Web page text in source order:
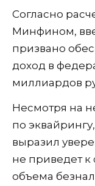
Согласно
Минфином,
призвано
доход в
миллиардов
Несмотря на
по
выразил
не приведет
объема